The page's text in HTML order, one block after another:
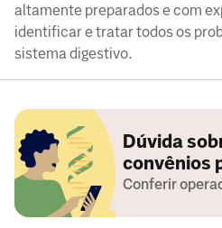
altamente preparados e com
identificar e tratar todos os
sistema digestivo.
Dúvida
convênios
Conferir